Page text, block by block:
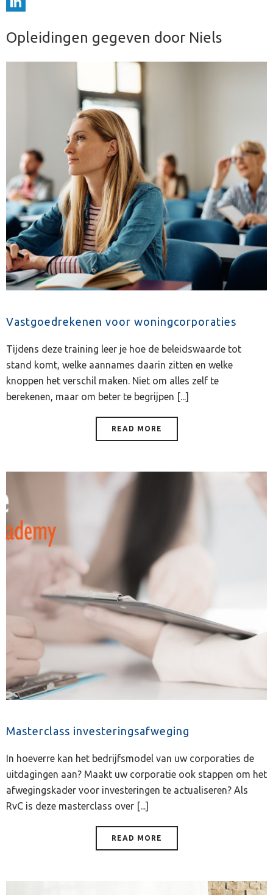
Opleidingen gegeven door Niels
Vastgoedrekenen voor woningcorporaties
Tijdens deze training leer je hoe de beleidswaarde tot
stand komt, welke aannames daarin zitten en welke
knoppen het verschil maken. Niet om alles zelf te
berekenen, maar om beter te begrijpen [...]
READ MORE
Masterclass investeringsafweging
In hoeverre kan het bedrijfsmodel van uw corporaties de
uitdagingen aan? Maakt uw corporatie ook stappen om het
afwegingskader voor investeringen te actualiseren? Als
RvC is deze masterclass over [...]
READ MORE